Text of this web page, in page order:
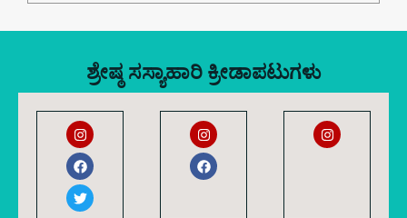
ಶ್ರೇಷ್ಠ ಸಸ್ಯಾಹಾರಿ ಕ್ರೀಡಾಪಟುಗಳು